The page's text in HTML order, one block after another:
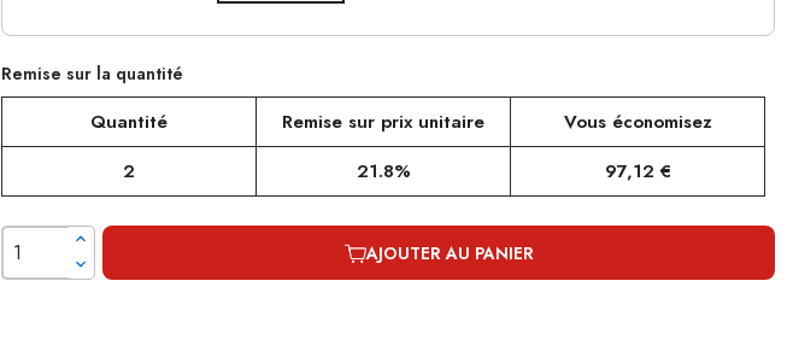
Remise sur la quantité
Quantité Remise sur prix unitaire
Vous économisez
2
21.8% 97,12 €
AJOUTER AU PANIER